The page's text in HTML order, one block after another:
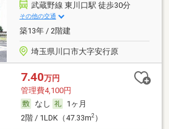
武蔵野線 東川口駅 徒歩30分
その他の交通
築13年 / 2階建
埼玉県川口市大字安行原
7.40万円
管理費4,100円
なし
1ヶ月
2階 / 1LDK（47.33m2）